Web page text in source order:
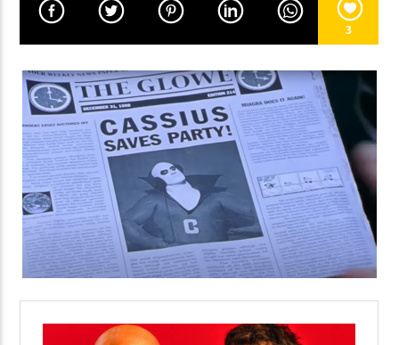
18:00 19:59
Yellow Radio
Yellow Riviera
Yellow Party
3